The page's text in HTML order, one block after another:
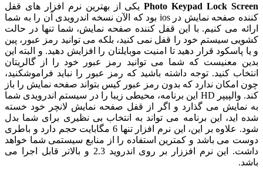
Photo Keypad Lock یکی از بهترین نرم افزار های قفل
کننده صفحه نمایش در ios بود که الآن نسخه اندرویدی آن را به شما
می کنیم. با این قفل کننده صفحه نمایش، شما تنها در حالت
سیستم خود را قفل نمی کنید، بلکه می توانید رمز عبور، پین
قرار دهید تا امنیت موبایلتان را افزایش دهید. و البته این
که شما می توانید رمز عبور خود را از گالریتان
کنید. توجه داشته باشید که رمز عبور را نباید فراموشکنید،
ندارد که بدون رمز عبور کیس بتواند صفحه نمایش را باز
کند. والپیپر HD این برنامه، محیطی زیبا را در سیستم اندرویدی شما
می گذارد و اگر از قفل صفحه نمایش لانچر خود خسته
این برنامه می تواند به انتخاب بی نظیری برای شما بدل
شود. علاوه بر این، این نرم افزار تنها 6 مگابایت حجم دارد و باطری
باشد و کمترین استفاده را از منابع سیستمی شما خواهد
داشت. این نرم افززار بر روی اندروید 2.3 و بالاتر قابل اجرا می